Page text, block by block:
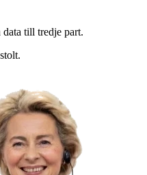
till tredje part.